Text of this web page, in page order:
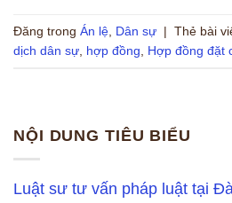
Đăng trong Án lệ Dân sự | Thẻ bài
dịch dân sự hợp đồng Hợp đồng đặt
NỘI DUNG TIÊU BIỂU
Luật sư tư vấn pháp luật tại